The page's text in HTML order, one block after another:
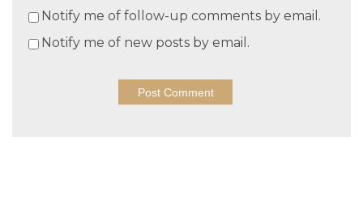
Notify me of follow-up comments by email.
Notify me of new posts by email.